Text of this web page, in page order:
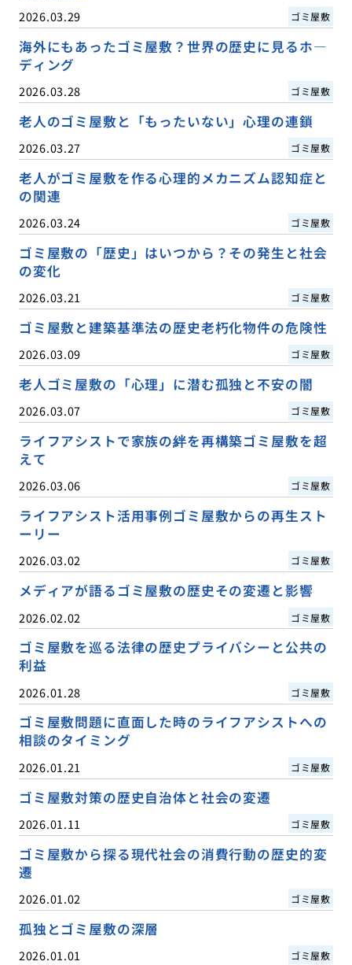
2026.03.29 ゴミ屋敷
海外にもあったゴミ屋敷？世界の歴史に見るホ―
ディング
2026.03.28 ゴミ屋敷
老人のゴミ屋敷と「もったいない」心理の連鎖
2026.03.27 ゴミ屋敷
老人がゴミ屋敷を作る心理的メカニズム認知症と
の関連
2026.03.24 ゴミ屋敷
ゴミ屋敷の「歴史」はいつから？その発生と社会
の変化
2026.03.21 ゴミ屋敷
ゴミ屋敷と建築基準法の歴史老朽化物件の危険性
2026.03.09 ゴミ屋敷
老人ゴミ屋敷の「心理」に潜む孤独と不安の闇
2026.03.07 ゴミ屋敷
ライフアシストで家族の絆を再構築ゴミ屋敷を超
えて
2026.03.06 ゴミ屋敷
ライフアシスト活用事例ゴミ屋敷からの再生スト
ーリー
2026.03.02 ゴミ屋敷
メディアが語るゴミ屋敷の歴史その変遷と影響
2026.02.02 ゴミ屋敷
ゴミ屋敷を巡る法律の歴史プライバシーと公共の
利益
2026.01.28 ゴミ屋敷
ゴミ屋敷問題に直面した時のライフアシストへの
相談のタイミング
2026.01.21 ゴミ屋敷
ゴミ屋敷対策の歴史自治体と社会の変遷
2026.01.11 ゴミ屋敷
ゴミ屋敷から探る現代社会の消費行動の歴史的変
遷
2026.01.02 ゴミ屋敷
孤独とゴミ屋敷の深層
2026.01.01 ゴミ屋敷